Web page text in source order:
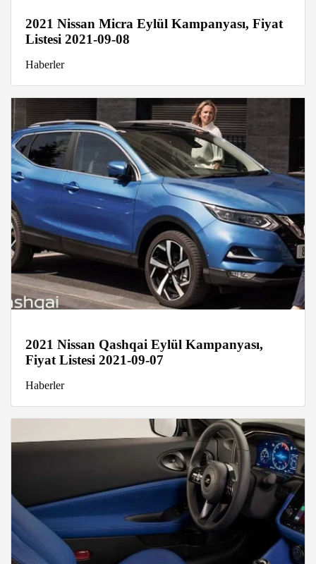
2021 Nissan Micra Eylül Kampanyası, Fiyat
Listesi 2021-09-08
Haberler
2021 Nissan Qashqai Eylül Kampanyası,
Fiyat Listesi 2021-09-07
Haberler